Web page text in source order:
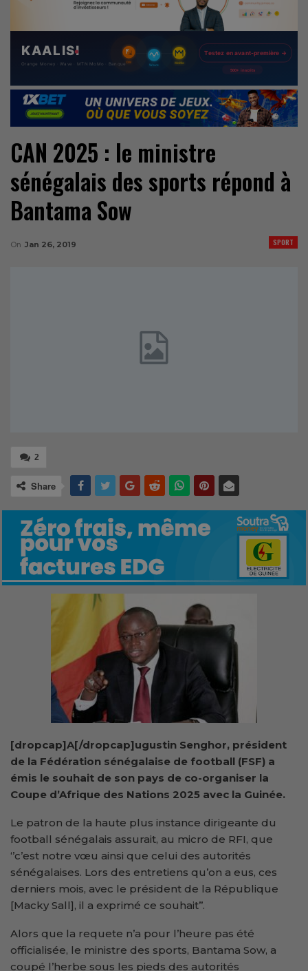
CAN 2025 : le ministre
sénégalais des sports répond à
Bantama Sow
SPORT
On Jan 26, 2019
2
Share
[dropcap]A[/dropcap]ugustin Senghor, président
de la Fédération sénégalaise de football (FSF) a
émis le souhait de son pays de co-organiser la
Coupe d’Afrique des Nations 2025 avec la Guinée.
Le patron de la haute plus instance dirigeante du
football sénégalais assurait, au micro de RFI, que
‘’c’est notre vœu ainsi que celui des autorités
sénégalaises. Lors des entretiens qu’on a eus, ces
derniers mois, avec le président de la République
[Macky Sall], il a exprimé ce souhait’’.
Alors que la requete n’a pour l’heure pas été
officialisée, le ministre des sports, Bantama Sow, a
coupé l’herbe sous les pieds des autorités